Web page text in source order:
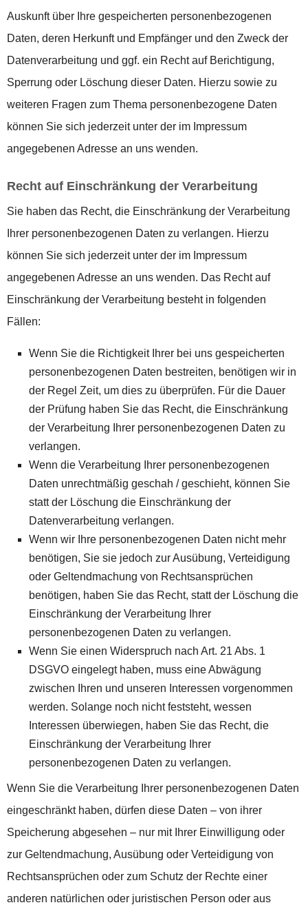
Auskunft über Ihre gespeicherten personenbezogenen
Daten, deren Herkunft und Empfänger und den Zweck der
Datenverarbeitung und ggf. ein Recht auf Berichtigung,
Sperrung oder Löschung dieser Daten. Hierzu sowie zu
weiteren Fragen zum Thema personenbezogene Daten
können Sie sich jederzeit unter der im Impressum
angegebenen Adresse an uns wenden.
Recht auf Einschränkung der Verarbeitung
Sie haben das Recht, die Einschränkung der Verarbeitung
Ihrer personenbezogenen Daten zu verlangen. Hierzu
können Sie sich jederzeit unter der im Impressum
angegebenen Adresse an uns wenden. Das Recht auf
Einschränkung der Verarbeitung besteht in folgenden
Fällen:
Wenn Sie die Richtigkeit Ihrer bei uns gespeicherten
personenbezogenen Daten bestreiten, benötigen wir in
der Regel Zeit, um dies zu überprüfen. Für die Dauer
der Prüfung haben Sie das Recht, die Einschränkung
der Verarbeitung Ihrer personenbezogenen Daten zu
verlangen.
Wenn die Verarbeitung Ihrer personenbezogenen
Daten unrechtmäßig geschah / geschieht, können Sie
statt der Löschung die Einschränkung der
Datenverarbeitung verlangen.
Wenn wir Ihre personenbezogenen Daten nicht mehr
benötigen, Sie sie jedoch zur Ausübung, Verteidigung
oder Geltendmachung von Rechtsansprüchen
benötigen, haben Sie das Recht, statt der Löschung die
Einschränkung der Verarbeitung Ihrer
personenbezogenen Daten zu verlangen.
Wenn Sie einen Widerspruch nach Art. 21 Abs. 1
DSGVO eingelegt haben, muss eine Abwägung
zwischen Ihren und unseren Interessen vorgenommen
werden. Solange noch nicht feststeht, wessen
Interessen überwiegen, haben Sie das Recht, die
Einschränkung der Verarbeitung Ihrer
personenbezogenen Daten zu verlangen.
Wenn Sie die Verarbeitung Ihrer personenbezogenen Daten
eingeschränkt haben, dürfen diese Daten – von ihrer
Speicherung abgesehen – nur mit Ihrer Einwilligung oder
zur Geltendmachung, Ausübung oder Verteidigung von
Rechtsansprüchen oder zum Schutz der Rechte einer
anderen natürlichen oder juristischen Person oder aus